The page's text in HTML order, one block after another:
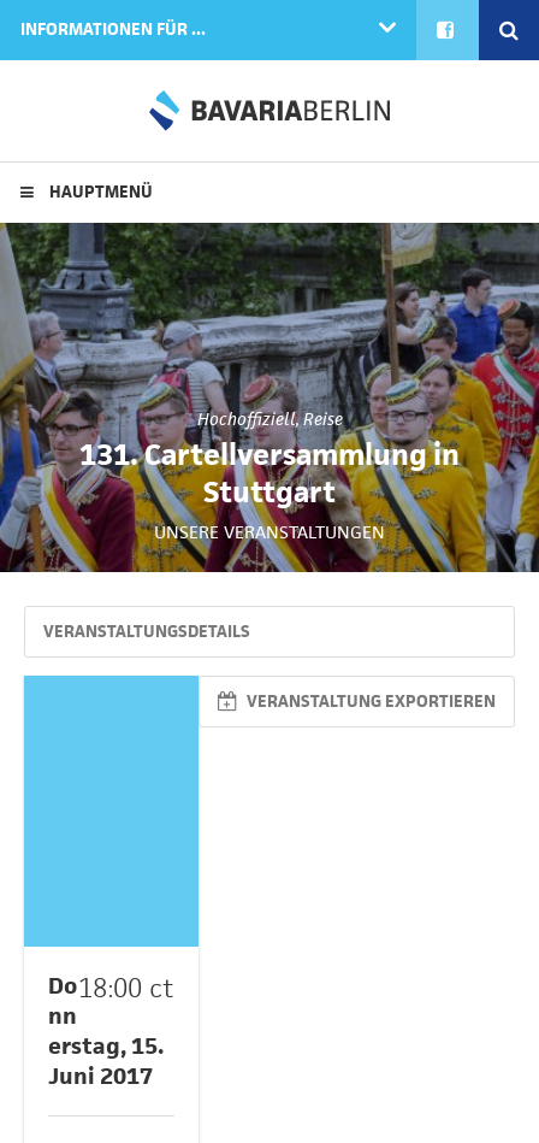
INFORMATIONEN FÜR ... FACEBOOK
HAUPTMENÜ
Hochoffiziell,Reise
131. Cartellversammlung in
Stuttgart
UNSERE VERANSTALTUNGEN
VERANSTALTUNGSDETAILS
VERANSTALTUNG EXPORTIEREN
18:00 ct
Do
nn
erstag, 15.
Juni 2017